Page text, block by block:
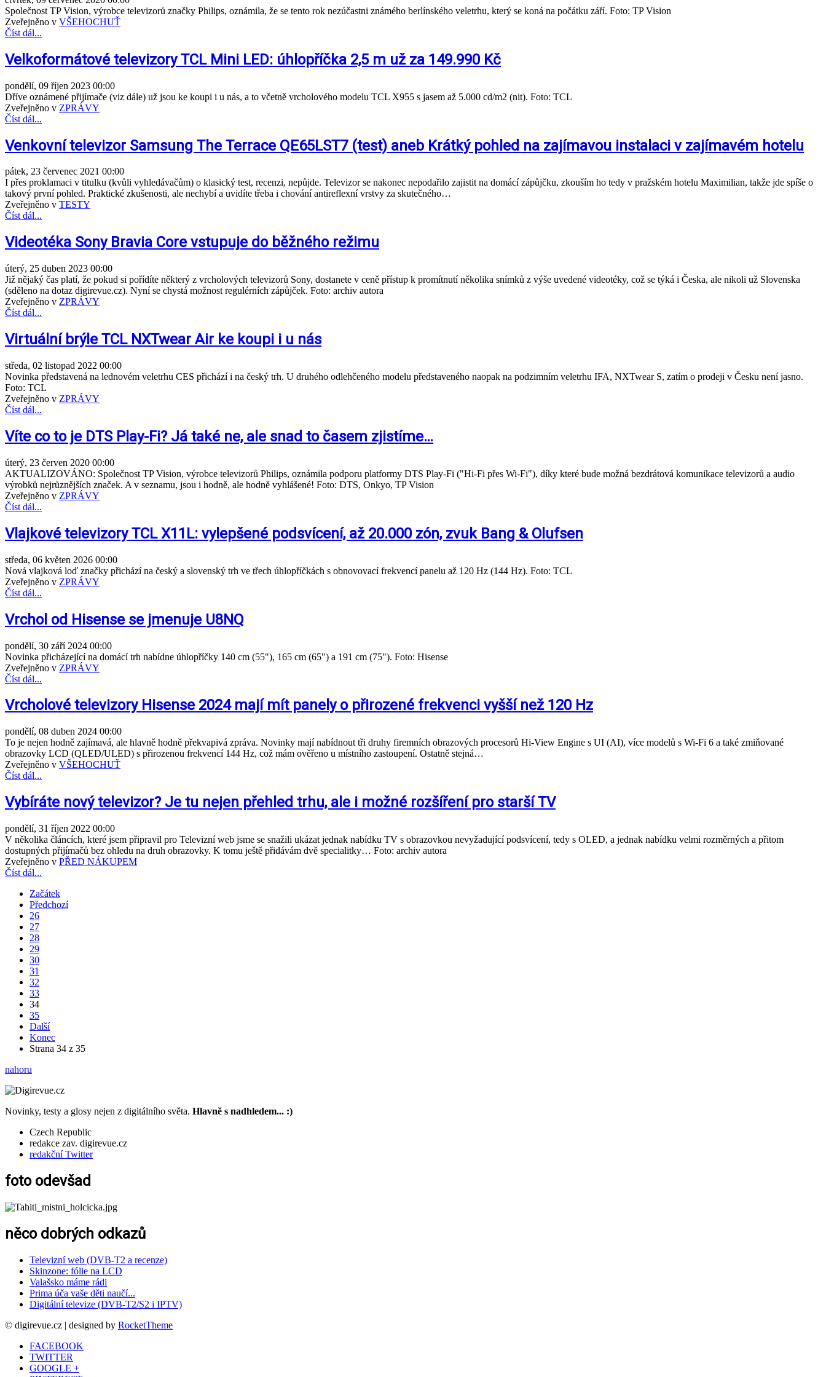
Společnost TP Vision, výrobce televizorů značky Philips, oznámila, že se tento rok nezúčastni známého berlínského veletrhu, který se koná na počátku září. Foto: TP Vision
Zveřejněno v VŠEHOCHUŤ
Číst dál...
Velkoformátové televizory TCL Mini LED: úhlopříčka 2,5 m už za 149.990 Kč
pondělí, 09 říjen 2023 00:00
Dříve oznámené přijímače (viz dále) už jsou ke koupi i u nás, a to včetně vrcholového modelu TCL X955 s jasem až 5.000 cd/m2 (nit). Foto: TCL
Zveřejněno v ZPRÁVY
Číst dál...
Venkovní televizor Samsung The Terrace QE65LST7 (test) aneb Krátký pohled na zajímavou instalaci v zajímavém hotelu
pátek, 23 červenec 2021 00:00
I přes proklamaci v titulku (kvůli vyhledávačům) o klasický test, recenzi, nepůjde. Televizor se nakonec nepodařilo zajistit na domácí zápůjčku, zkouším ho tedy v pražském hotelu Maximilian, takže jde spíše o
takový první pohled. Praktické zkušenosti, ale nechybí a uvidíte třeba i chování antireflexní vrstvy za skutečného…
Zveřejněno v TESTY
Číst dál...
Videotéka Sony Bravia Core vstupuje do běžného režimu
úterý, 25 duben 2023 00:00
Již nějaký čas platí, že pokud si pořídíte některý z vrcholových televizorů Sony, dostanete v ceně přístup k promítnutí několika snímků z výše uvedené videotéky, což se týká i Česka, ale nikoli už Slovenska
(sděleno na dotaz digirevue.cz). Nyní se chystá možnost regulérních zápůjček. Foto: archiv autora
Zveřejněno v ZPRÁVY
Číst dál...
Virtuální brýle TCL NXTwear Air ke koupi i u nás
středa, 02 listopad 2022 00:00
Novinka představená na lednovém veletrhu CES přichází i na český trh. U druhého odlehčeného modelu představeného naopak na podzimním veletrhu IFA, NXTwear S, zatím o prodeji v Česku není jasno.
Foto: TCL
Zveřejněno v ZPRÁVY
Číst dál...
Víte co to je DTS Play-Fi? Já také ne, ale snad to časem zjistíme…
úterý, 23 červen 2020 00:00
AKTUALIZOVÁNO: Společnost TP Vision, výrobce televizorů Philips, oznámila podporu platformy DTS Play-Fi ("Hi-Fi přes Wi-Fi"), díky které bude možná bezdrátová komunikace televizorů a audio
výrobků nejrůznějších značek. A v seznamu, jsou i hodně, ale hodně vyhlášené! Foto: DTS, Onkyo, TP Vision
Zveřejněno v ZPRÁVY
Číst dál...
Vlajkové televizory TCL X11L: vylepšené podsvícení, až 20.000 zón, zvuk Bang & Olufsen
středa, 06 květen 2026 00:00
Nová vlajková loď značky přichází na český a slovenský trh ve třech úhlopříčkách s obnovovací frekvencí panelu až 120 Hz (144 Hz). Foto: TCL
Zveřejněno v ZPRÁVY
Číst dál...
Vrchol od Hisense se jmenuje U8NQ
pondělí, 30 září 2024 00:00
Novinka přicházející na domácí trh nabídne úhlopříčky 140 cm (55"), 165 cm (65") a 191 cm (75"). Foto: Hisense
Zveřejněno v ZPRÁVY
Číst dál...
Vrcholové televizory Hisense 2024 mají mít panely o přirozené frekvenci vyšší než 120 Hz
pondělí, 08 duben 2024 00:00
To je nejen hodně zajímavá, ale hlavně hodně překvapivá zpráva. Novinky mají nabídnout tři druhy firemních obrazových procesorů Hi-View Engine s UI (AI), více modelů s Wi-Fi 6 a také zmiňované
obrazovky LCD (QLED/ULED) s přirozenou frekvencí 144 Hz, což mám ověřeno u místního zastoupení. Ostatně stejná…
Zveřejněno v VŠEHOCHUŤ
Číst dál...
Vybíráte nový televizor? Je tu nejen přehled trhu, ale i možné rozšíření pro starší TV
pondělí, 31 říjen 2022 00:00
V několika článcích, které jsem připravil pro Televizní web jsme se snažili ukázat jednak nabídku TV s obrazovkou nevyžadující podsvícení, tedy s OLED, a jednak nabídku velmi rozměrných a přitom
dostupných přijímačů bez ohledu na druh obrazovky. K tomu ještě přidávám dvě specialitky… Foto: archiv autora
Zveřejněno v PŘED NÁKUPEM
Číst dál...
Začátek
Předchozí
26
27
28
29
30
31
32
33
34
35
Další
Konec
Strana 34 z 35
nahoru
Novinky, testy a glosy nejen z digitálního světa. Hlavně s nadhledem... :)
Czech Republic
redakce zav. digirevue.cz
redakční Twitter
foto odevšad
něco dobrých odkazů
Televizní web (DVB-T2 a recenze)
Skinzone: fólie na LCD
Valašsko máme rádi
Prima úča vaše děti naučí...
Digitální televize (DVB-T2/S2 i IPTV)
© digirevue.cz | designed by RocketTheme
FACEBOOK
TWITTER
GOOGLE +